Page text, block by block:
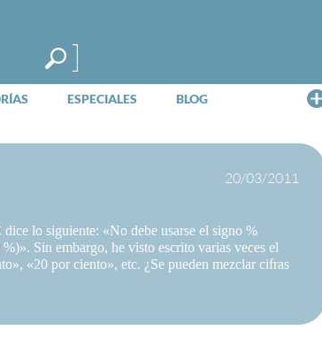
ESPECIALES BLOG
20/03/2011
lo siguiente: «No debe usarse el signo %
Sin embargo, he visto escrito varias veces el
«20 por ciento», etc. ¿Se pueden mezclar cifras